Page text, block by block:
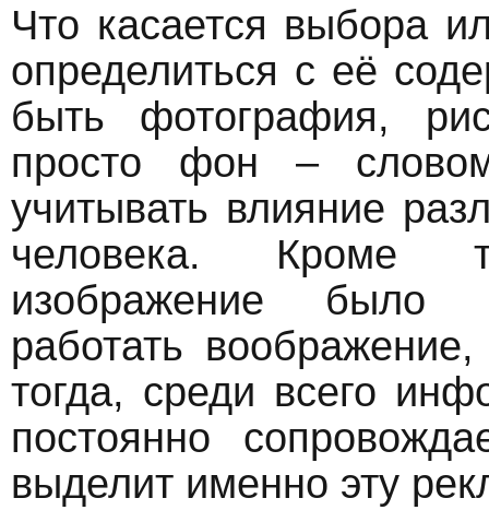
Что касается выбора
определиться с её
быть фотография,
просто фон –
учитывать влияние
человека. Кроме
изображение было
работать
тогда, среди всего
постоянно
выделит именно эту